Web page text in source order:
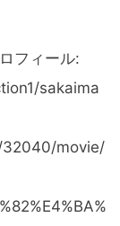
フィール:
sakaima
movie/